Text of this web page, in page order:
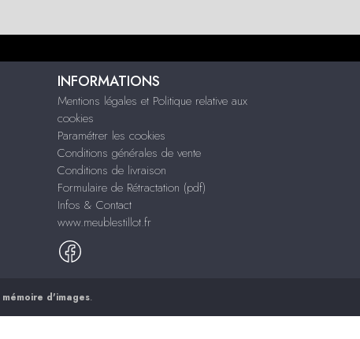
INFORMATIONS
Mentions légales et Politique relative aux
cookies
Paramétrer les cookies
Conditions générales de vente
Conditions de livraison
Formulaire de Rétractation (pdf)
Infos & Contact
www.meublestillot.fr
mémoire d'images.